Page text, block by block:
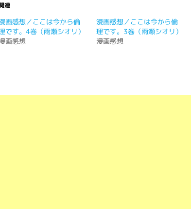
連
画感想／ここは今から倫
です。4巻（雨瀬シオリ）
画感想
漫画感想／ここは今から倫
理です。3巻（雨瀬シオリ）
漫画感想